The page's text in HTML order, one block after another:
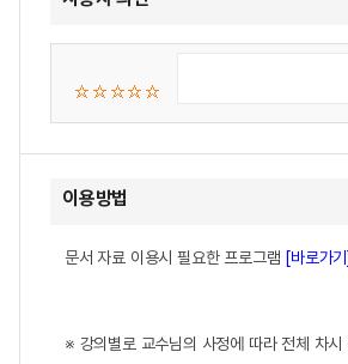
이용방법
문서 자료 이용시 필요한 프로그램 [바로가기]
※ 강의별로 교수님의 사정에 따라 전체 차